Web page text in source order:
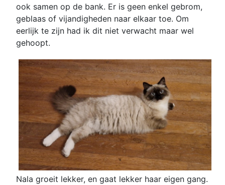
ook samen op de bank. Er is geen enkel gebrom,
geblaas of vijandigheden naar elkaar toe. Om
eerlijk te zijn had ik dit niet verwacht maar wel
gehoopt.
Nala groeit lekker, en gaat lekker haar eigen gang.